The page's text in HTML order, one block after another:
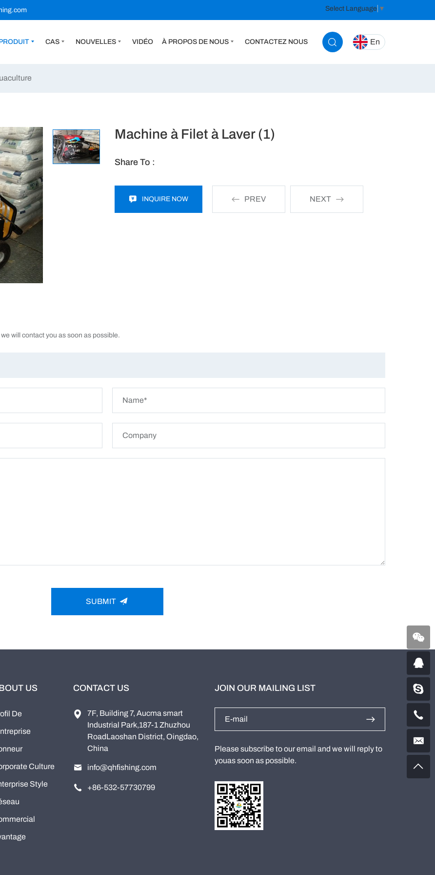
CAS NOUVELLES VIDÉO À PROPOS DE NOUS CONTACTEZ NOUS En
Select Language ▼
Machine à Filet à Laver (1)
Share To :
INQUIRE NOW PREV NEXT
will contact you as soon as possible.
SUBMIT
US
De
Culture
Style
CONTACT US
7F, Building 7, Aucma smart
Industrial Park,187-1 Zhuzhou
RoadLaoshan District, Oingdao,
China
info@qhfishing.com
+86-532-57730799
JOIN OUR MAILING LIST
Please subscribe to our email and we will reply to
youas soon as possible.